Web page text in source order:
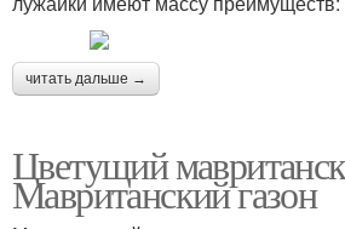
читать дальше →
Цветущий
Мавританский газон